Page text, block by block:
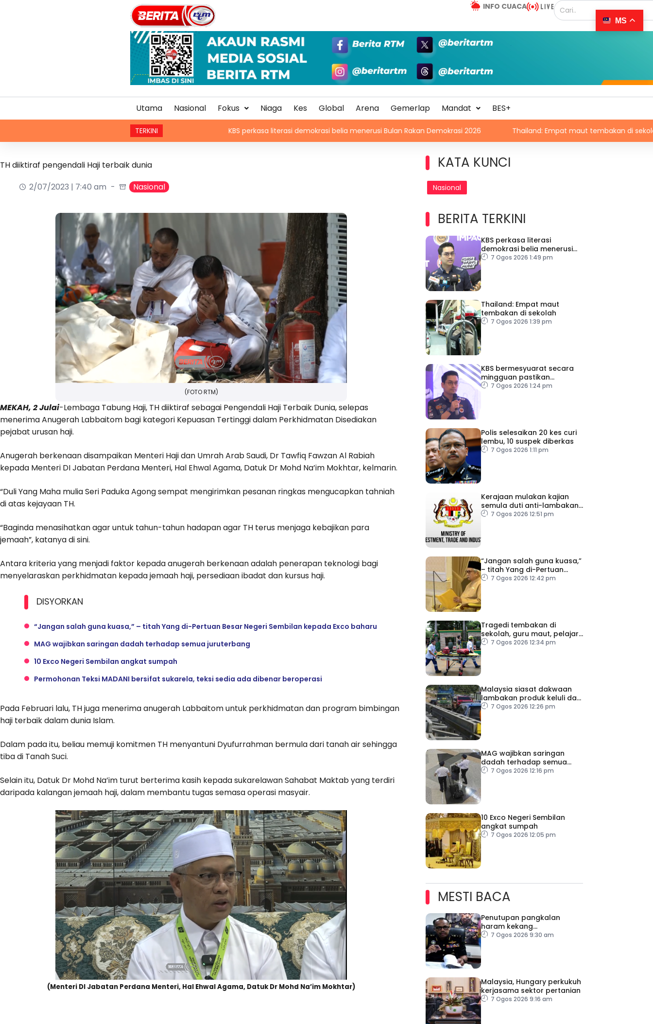
INFO CUACA
Utama Nasional Fokus Niaga Kes Global Arena Gemerlap Mandat BES+
TERKINI KBS perkasa literasi demokrasi belia menerusi Bulan Rakan Demokrasi 2026 Thailand: Empat maut tembakan di sekolah KBS
TH diiktiraf pengendali Haji terbaik dunia
2/07/2023 | 7:40 am
Nasional
(FOTO RTM)
MEKAH, 2 Julai-Lembaga Tabung Haji, TH diiktiraf sebagai Pengendali Haji Terbaik Dunia, selepas
menerima Anugerah Labbaitom bagi kategori Kepuasan Tertinggi dalam Perkhidmatan Disediakan
pejabat urusan haji.
Anugerah berkenaan disampaikan Menteri Haji dan Umrah Arab Saudi, Dr Tawfiq Fawzan Al Rabiah
kepada Menteri DI Jabatan Perdana Menteri, Hal Ehwal Agama, Datuk Dr Mohd Na’im Mokhtar, kelmarin.
“Duli Yang Maha mulia Seri Paduka Agong sempat mengirimkan pesanan ringkas mengucapkan tahniah
di atas kejayaan TH.
“Baginda menasihatkan agar untuk tahun-tahun hadapan agar TH terus menjaga kebajikan para
jemaah”, katanya di sini.
Antara kriteria yang menjadi faktor kepada anugerah berkenaan adalah penerapan teknologi bagi
menyelaraskan perkhidmatan kepada jemaah haji, persediaan ibadat dan kursus haji.
DISYORKAN
“Jangan salah guna kuasa,” – titah Yang di-Pertuan Besar Negeri Sembilan kepada Exco baharu
MAG wajibkan saringan dadah terhadap semua juruterbang
10 Exco Negeri Sembilan angkat sumpah
Permohonan Teksi MADANI bersifat sukarela, teksi sedia ada dibenar beroperasi
Pada Februari lalu, TH juga menerima anugerah Labbaitom untuk perkhidmatan dan program bimbingan
haji terbaik dalam dunia Islam.
Dalam pada itu, beliau memuji komitmen TH menyantuni Dyufurrahman bermula dari tanah air sehingga
tiba di Tanah Suci.
Selain itu, Datuk Dr Mohd Na’im turut berterima kasih kepada sukarelawan Sahabat Maktab yang terdiri
daripada kalangan jemaah haji, dalam membantu tugas semasa operasi masyair.
(Menteri DI Jabatan Perdana Menteri, Hal Ehwal Agama, Datuk Dr Mohd Na’im Mokhtar)
KATA KUNCI
Nasional
BERITA TERKINI
KBS perkasa literasi
demokrasi belia menerusi
Bulan Rakan Demokrasi
7 Ogos 2026 1:49 pm
Thailand: Empat maut
tembakan di sekolah
7 Ogos 2026 1:39 pm
KBS bermesyuarat secara
mingguan pastikan
persiapan F1 lancar
7 Ogos 2026 1:24 pm
Polis selesaikan 20 kes curi
lembu, 10 suspek diberkas
7 Ogos 2026 1:11 pm
Kerajaan mulakan kajian
semula duti anti-lambakan
import gegelung keluli dari
7 Ogos 2026 12:51 pm
“Jangan salah guna kuasa,”
– titah Yang di-Pertuan
Besar Negeri Sembilan
7 Ogos 2026 12:42 pm
Tragedi tembakan di
sekolah, guru maut, pelajar
bunuh diri
7 Ogos 2026 12:34 pm
Malaysia siasat dakwaan
lambakan produk keluli dari
China, Taiwan dan Vietnam
7 Ogos 2026 12:26 pm
MAG wajibkan saringan
dadah terhadap semua
juruterbang
7 Ogos 2026 12:16 pm
10 Exco Negeri Sembilan
angkat sumpah
7 Ogos 2026 12:05 pm
MESTI BACA
Penutupan pangkalan
haram kekang
penyeludupan di Kelantan
7 Ogos 2026 9:30 am
Malaysia, Hungary perkukuh
kerjasama sektor pertanian
7 Ogos 2026 9:16 am
MS